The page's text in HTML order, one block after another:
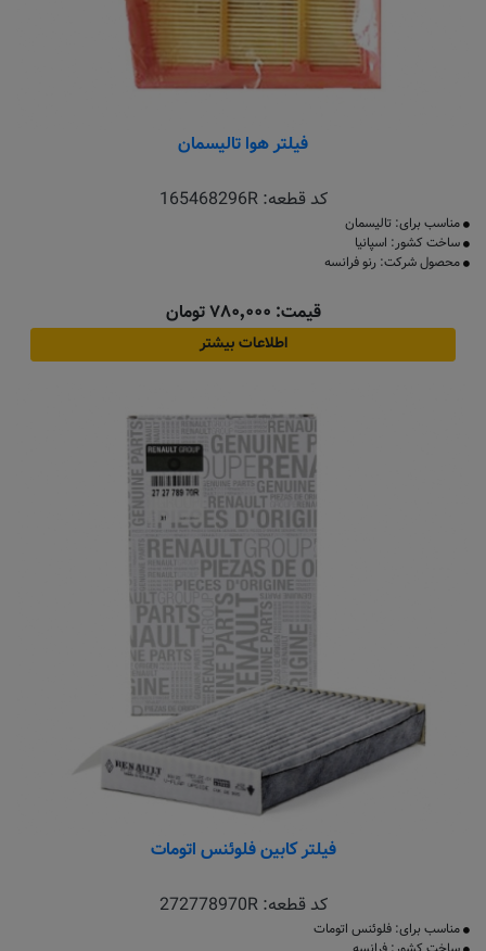
فیلتر هوا تالیسمان
کد قطعه:165468296R
مناسب برای: تالیسمان
ساخت کشور: اسپانیا
محصول شرکت: رنو فرانسه
قیمت: ۷۸۰٬۰۰۰ تومان
اطلاعات بیشتر
فیلتر کابین فلوئنس اتومات
کد قطعه:272778970R
مناسب برای: فلوئنس اتومات